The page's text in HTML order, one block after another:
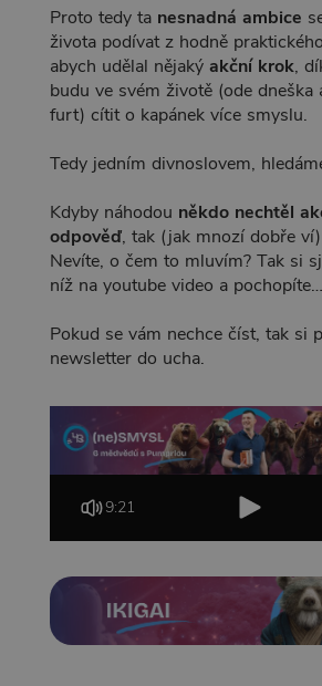
Proto tedy ta nesnadná ambice
života podívat z hodně
abych udělal nějaký akční krok,
budu ve svém životě (ode dneška
furt) cítit o kapánek více smyslu.
Tedy jedním divnoslovem,
Kdyby náhodou někdo nechtěl
odpověď, tak (jak mnozí dobře
Nevíte, o čem to mluvím? Tak si
níž na youtube video a pochopíte…
Pokud se vám nechce číst, tak si
newsletter do ucha.
9:21